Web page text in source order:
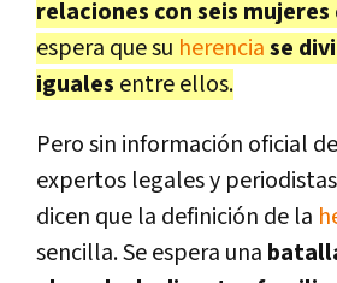
relaciones con seis mujeres
espera que su herenciase
iguales entre ellos.
Pero sin información oficial
expertos legales y
dicen que la definición de la
sencilla. Se espera una